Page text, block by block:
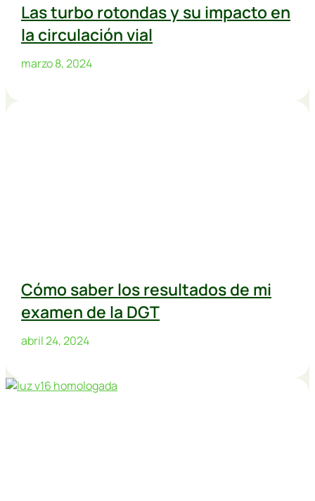
Las turbo rotondas y su impacto en
la circulación vial
marzo 8, 2024
Cómo saber los resultados de mi
examen de la DGT
abril 24, 2024